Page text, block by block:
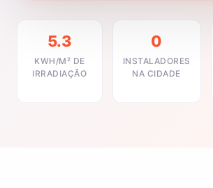
5.3
KWH/M² DE
IRRADIAÇÃO
0
INSTALADORES
NA CIDADE